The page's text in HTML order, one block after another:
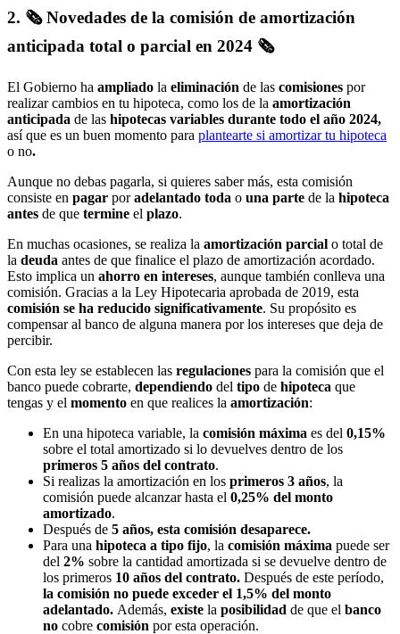
2. 🗞️Novedades de la comisión de amortización
anticipada total o parcial en 2024 🗞
El Gobierno ha ampliado la eliminación de las comisiones por
realizar cambios en tu hipoteca, como los de la amortización
anticipada de las hipotecas variables durante todo el año 2024,
así que es un buen momento para plantearte si amortizar tu hipoteca
o no.
Aunque no debas pagarla, si quieres saber más, esta comisión
consiste en pagar poradelantado toda o una parte de la hipoteca
antes de que termine el plazo.
En muchas ocasiones, se realiza la amortización parcial o total de
la deuda antes de que finalice el plazo de amortización acordado.
Esto implica un ahorro en intereses, aunque también conlleva una
comisión. Gracias a la Ley Hipotecaria aprobada de 2019, esta
comisión se ha reducido significativamente. Su propósito es
compensar al banco de alguna manera por los intereses que deja de
percibir.
Con esta ley se establecen las regulaciones para la comisión que el
banco puede cobrarte, dependiendo del tipo de hipoteca que
tengas y el momento en que realices la amortización:
En una hipoteca variable, la comisión máxima es del 0,15%
sobre el total amortizado si lo devuelves dentro de los
primeros 5 años del contrato.
Si realizas la amortización en los primeros 3 años, la
comisión puede alcanzar hasta el 0,25% del monto
amortizado.
Después de 5 años, esta comisión desaparece.
Para una hipoteca a tipo fijo, la comisión máxima puede ser
del 2% sobre la cantidad amortizada si se devuelve dentro de
los primeros 10 años del contrato. Después de este período,
la comisión no puede exceder el 1,5% del monto
adelantado. Además, existe la posibilidad de que el banco
no cobre comisión por esta operación.